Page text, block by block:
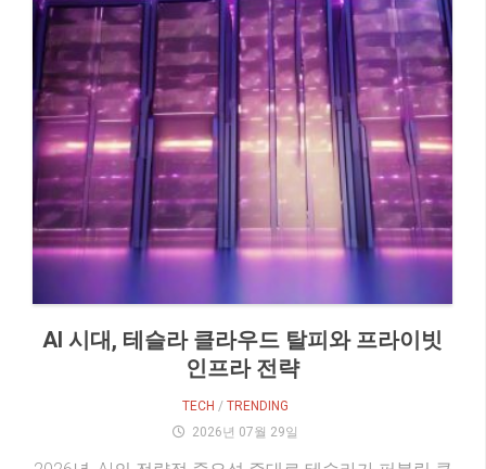
AI 시대, 테슬라 클라우드 탈피와 프라이빗
인프라 전략
TECH / TRENDING
2026년 07월 29일